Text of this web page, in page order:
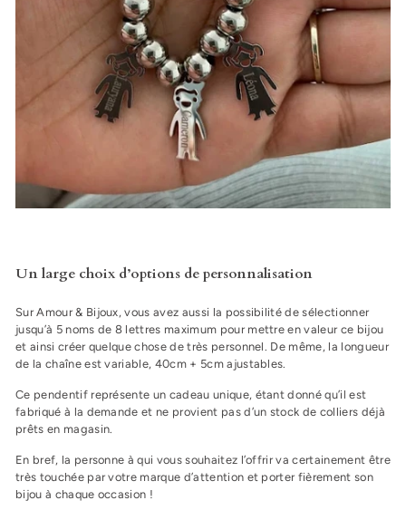
Un large choix d’options de personnalisation
Sur Amour & Bijoux, vous avez aussi la possibilité de sélectionner
jusqu’à 5 noms de 8 lettres maximum pour mettre en valeur ce bijou
et ainsi créer quelque chose de très personnel. De même, la longueur
de la chaîne est variable, 40cm + 5cm ajustables.
Ce pendentif représente un cadeau unique, étant donné qu’il est
fabriqué à la demande et ne provient pas d’un stock de colliers déjà
prêts en magasin.
En bref, la personne à qui vous souhaitez l’offrir va certainement être
très touchée par votre marque d’attention et porter fièrement son
bijou à chaque occasion !